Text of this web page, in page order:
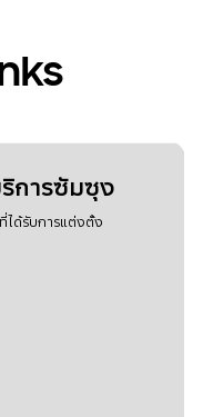
การซัมซุง
ได้รับการแต่งตั้ง